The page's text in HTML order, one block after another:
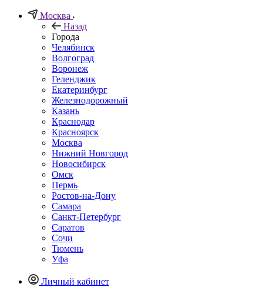
Москва
Назад
Города
Челябинск
Волгоград
Воронеж
Геленджик
Екатеринбург
Железнодорожный
Казань
Краснодар
Красноярск
Москва
Нижний Новгород
Новосибирск
Омск
Пермь
Ростов-на-Дону
Самара
Санкт-Петербург
Саратов
Сочи
Тюмень
Уфа
Личный кабинет